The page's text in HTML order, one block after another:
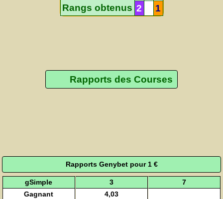
Rangs obtenus 2 1
Rapports des Courses
Rapports Genybet pour 1 €
gSimple 3
7
Gagnant
4,03